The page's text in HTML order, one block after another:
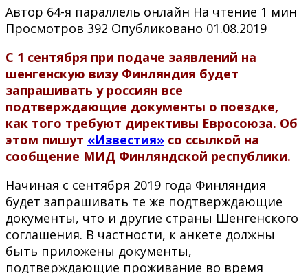
Автор 64-я параллель онлайн На чтение 1 мин
Просмотров 392 Опубликовано 01.08.2019
С 1 сентября при подаче заявлений на
шенгенскую визу Финляндия будет
запрашивать у россиян все
подтверждающие документы о поездке,
как того требуют директивы Евросоюза. Об
этом пишут «Известия» со ссылкой на
сообщение МИД Финляндской республики.
Начиная с сентября 2019 года Финляндия
будет запрашивать те же подтверждающие
документы, что и другие страны Шенгенского
соглашения. В частности, к анкете должны
быть приложены документы,
подтверждающие проживание во время